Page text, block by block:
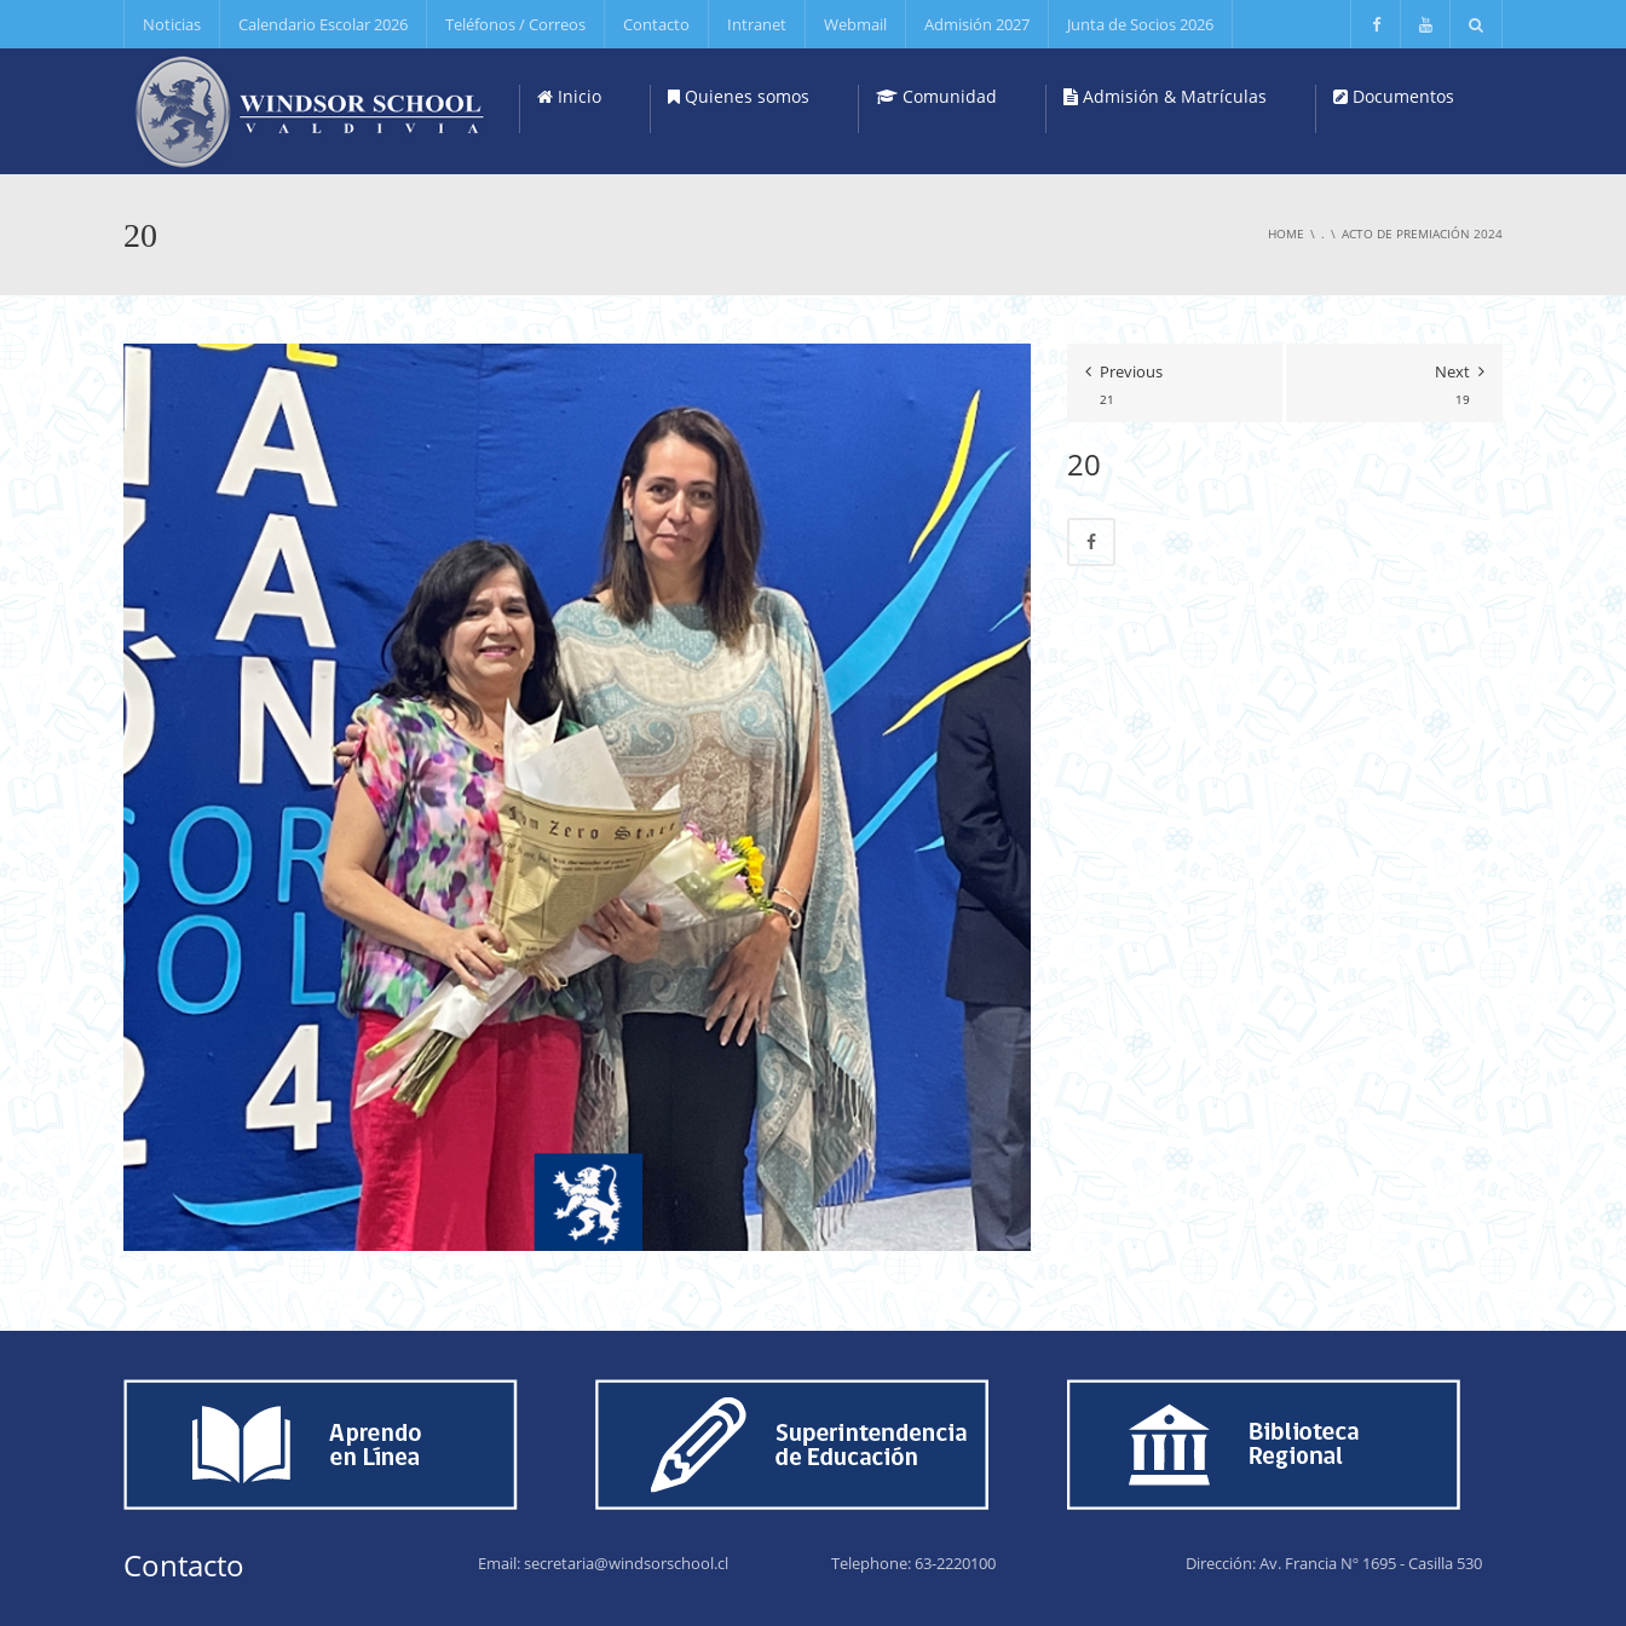
Noticias Calendario Escolar 2026 Teléfonos / Correos Contacto Intranet Webmail Admisión 2027 Junta de Socios 2026
Inicio Quienes somos Comunidad Admisión & Matrículas Documentos
20 HOME . ACTO DE PREMIACIÓN 2024
Previous
21
Next
19
20
Contacto Email:secretaria@windsorschool.cl Telephone: 63-2220100 Dirección: Av. Francia Nº 1695 - Casilla 530